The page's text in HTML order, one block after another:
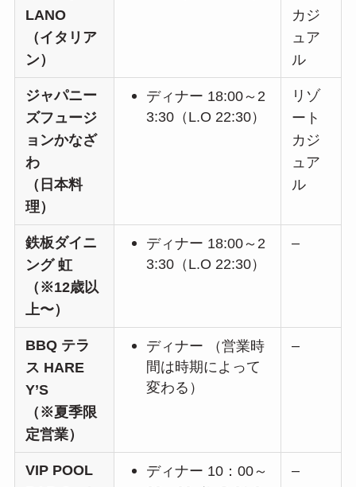
LANO
（イタリア
ン）
カジ
ュア
ル
ジャパニー
ズフュージ
ョンかなざ
わ
（日本料
理）
ディナー 18:00～2
3:30（L.O 22:30）
リゾ
ート
カジ
ュア
ル
鉄板ダイニ
ング 虹
（※12歳以
上〜）
ディナー 18:00～2
3:30（L.O 22:30）
–
BBQ テラ
ス HARE
Y’S
（※夏季限
定営業）
ディナー （営業時
間は時期によって
変わる）
–
VIP POOL
ディナー 10：00～
–